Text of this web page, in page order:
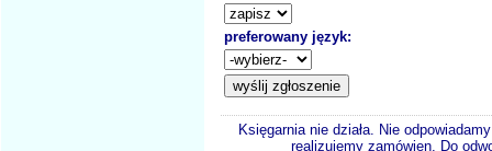
preferowany język:
Księgarnia nie działa. Nie
realizujemy zamówien. Do